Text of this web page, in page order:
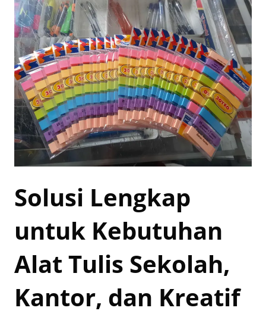
Solusi Lengkap
untuk Kebutuhan
Alat Tulis Sekolah,
Kantor, dan Kreatif